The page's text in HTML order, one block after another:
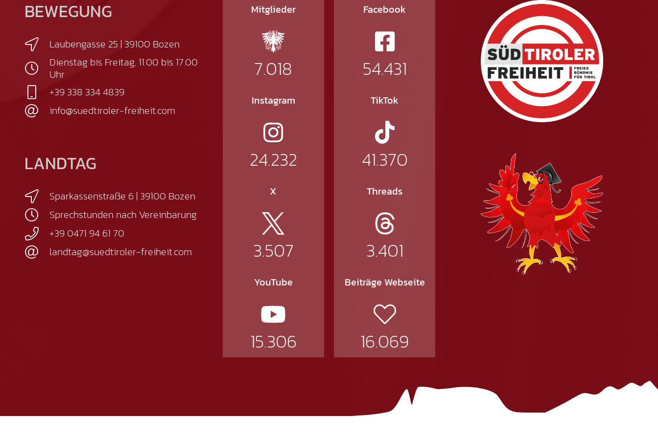
BEWEGUNG
Laubengasse 25 | 39100 Bozen
Dienstag bis Freitag, 11.00 bis 17.00
Uhr
+39 338 334 4839
info@suedtiroler-freiheit.com
LANDTAG
Sparkassenstraße 6 | 39100 Bozen
Sprechstunden nach Vereinbarung
+39 0471 94 61 70
landtag@suedtiroler-freiheit.com
Mitglieder
7.018
Facebook
54.431
Instagram
24.232
TikTok
41.370
X
3.507
Threads
3.401
YouTube
15.306
Beiträge Webseite
16.069